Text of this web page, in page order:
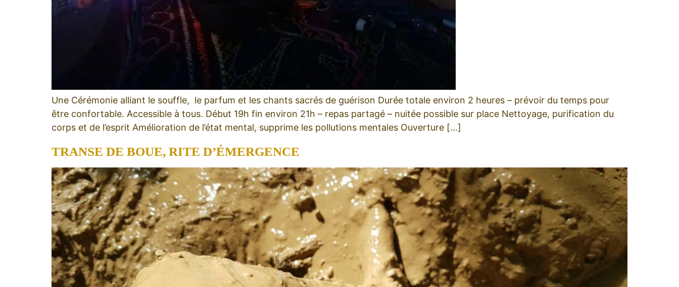
Une Cérémonie alliant le souffle, le parfum et les chants sacrés de guérison Durée totale environ 2 heures – prévoir du temps pour
être confortable. Accessible à tous. Début 19h fin environ 21h – repas partagé – nuitée possible sur place Nettoyage, purification du
corps et de l’esprit Amélioration de l’état mental, supprime les pollutions mentales Ouverture […]
TRANSE DE BOUE, RITE D’ÉMERGENCE